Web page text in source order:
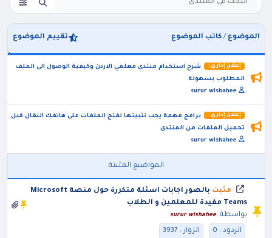
تقييم الموضوع الموضوع /كاتب الموضوع
إعلان إداري:
شرح استخدام منتدى معلمي الاردن وكيفية الوصول الى الملف
المطلوب بسهولة
surur wishahee
إعلان إداري:
برامج مهمة يجب تثبيتها لفتح الملفات على هاتفك النقال قبل
تحميل الملفات من المنتدى
surur wishahee
المواضيع المثبتة
مثبت
بالصور اجابات اسئلة متكررة حول منصة Microsoft
Teams مفيدة للمعلمين و الطلاب
بواسطة:surur wishahee
الردود : 0 الزوار : 3937